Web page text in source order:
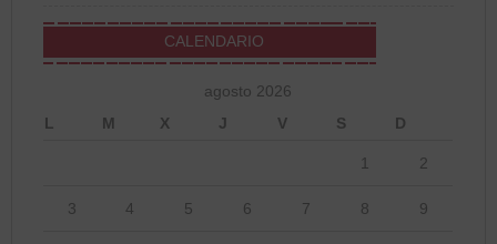
CALENDARIO
agosto 2026
L
M X J V S D
1 2
3 4 5 6 7 8 9